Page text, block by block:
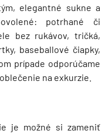
elegantné sukne a
potrhané či
bez rukávov, tričká,
baseballové čiapky,
prípade odporúčame
na exkurzie.
je možné si zameniť